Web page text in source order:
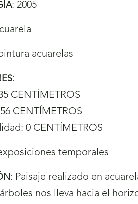
: 2005
acuarelas
:
CENTÍMETROS
CENTÍMETROS
0 CENTÍMETROS
temporales
: Paisaje realizado en
nos lleva hacia el